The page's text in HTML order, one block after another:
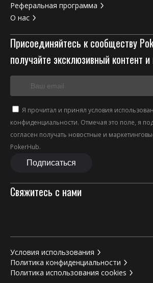
Реферальная программа
О нас
Присоединяйтесь к сообществу
получайте эксклюзивный контент
Я прочитал и принял условия
конфиденциальности. Отмечая это поле, я
согласен получать новостные и
PokerHub.
Свяжитесь с нами
Условия использования
Политика конфиденциальности
Политика использования cookies